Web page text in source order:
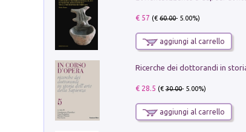
€ 57 (€60.00- 5.00%)
aggiungi al carrello
€ 28.5 (€30.00- 5.00%)
aggiungi al carrello